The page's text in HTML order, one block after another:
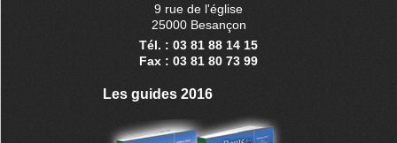
9 rue de l'église
25000 Besançon
Tél. : 03 81 88 14 15
Fax : 03 81 80 73 99
Les guides 2016